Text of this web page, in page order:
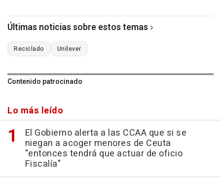
Últimas noticias sobre estos temas
Reciclado Unilever
Contenido patrocinado
Lo más leído
El Gobierno alerta a las CCAA que si se
niegan a acoger menores de Ceuta
"entonces tendrá que actuar de oficio
Fiscalía"